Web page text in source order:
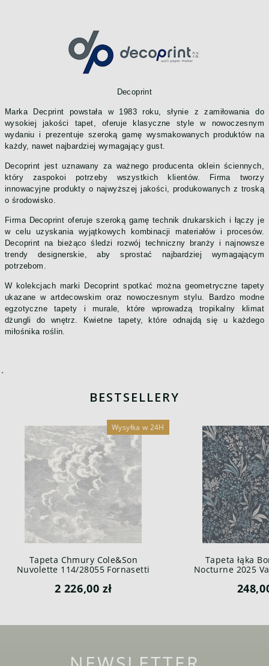
Decoprint
Marka Decprint powstała w 1983 roku, słynie z zamiłowania do
wysokiej jakości tapet, oferuje klasyczne style w nowoczesnym
wydaniu i prezentuje szeroką gamę wysmakowanych produktów na
każdy, nawet najbardziej wymagający gust.
Decoprint jest uznawany za ważnego producenta oklein ściennych,
który zaspokoi potrzeby wszystkich klientów. Firma tworzy
innowacyjne produkty o najwyższej jakości, produkowanych z troską
o środowisko.
Firma Decoprint oferuje szeroką gamę technik drukarskich i łączy je
w celu uzyskania wyjątkowych kombinacji materiałów i procesów.
Decoprint na bieżąco śledzi rozwój techniczny branży i najnowsze
trendy designerskie, aby sprostać najbardziej wymagającym
potrzebom.
W kolekcjach marki Decoprint spotkać można geometryczne tapety
ukazane w artdecowskim oraz nowoczesnym stylu. Bardzo modne
egzotyczne tapety i murale, które wprowadzą tropikalny klimat
dżungli do wnętrz. Kwietne tapety, które odnajdą się u każdego
miłośnika roślin.
`
BESTSELLERY
Tapeta Chmury Cole&Son
Nuvolette 114/28055 Fornasetti
2 226,00 zł
Wysyłka w 24H
Tapeta łąka
Nocturne 2025